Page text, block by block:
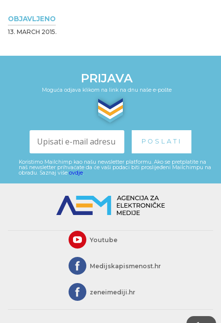
OBJAVLJENO
13. MARCH 2015.
PRIJAVA
Moguća odjava klikom na link na dnu naše e-pošte
Koristimo Mailchimp kao našu newsletter platformu. Ako se pretplatite na
naš newsletter prihvaćate da će vaši podaci biti proslijeđeni Mailchimpu na
obradu. Saznaj više ovdje.
Youtube
Medijskapismenost.hr
zeneimediji.hr